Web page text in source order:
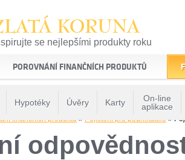
KORUNA
se nejlepšími produkty roku
let tradice a kvality na finančním trhu
POROVNÁNÍ FINANČNÍCH PRODUKTŮ
Hypotéky Úvěry Karty
On-line
aplikace
finančních produktů » Pojištění pro podnikatele »